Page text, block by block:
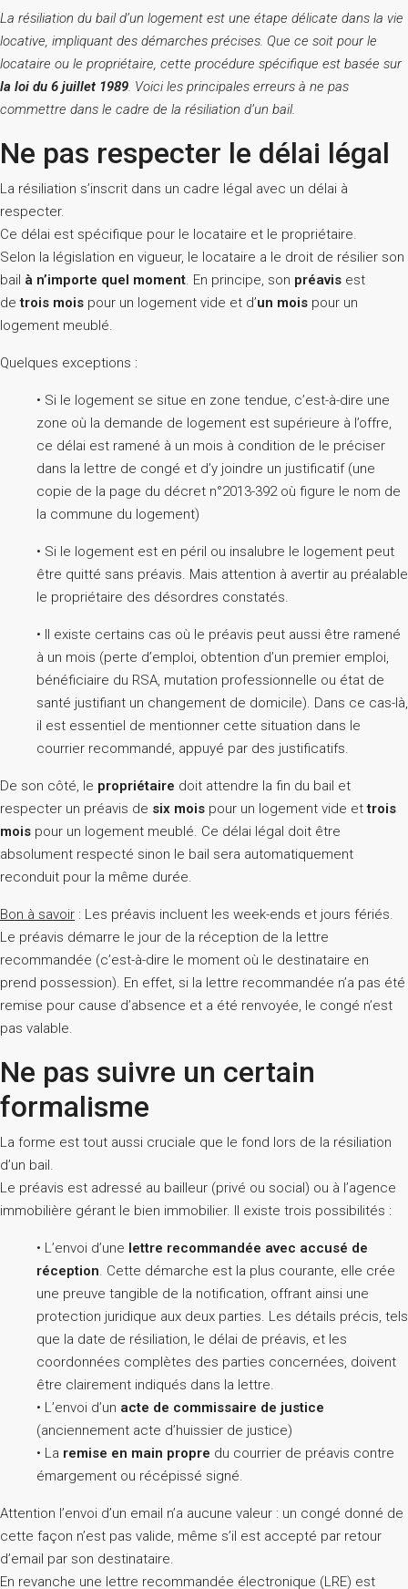
La résiliation du bail d’un logement est une étape délicate dans la vie
locative, impliquant des démarches précises. Que ce soit pour le
locataire ou le propriétaire, cette procédure spécifique est basée sur
la loi du 6 juillet 1989. Voici les principales erreurs à ne pas
commettre dans le cadre de la résiliation d’un bail.
Ne pas respecter le délai légal
La résiliation s’inscrit dans un cadre légal avec un délai à
respecter.
Ce délai est spécifique pour le locataire et le propriétaire.
Selon la législation en vigueur, le locataire a le droit de résilier son
bail à n’importe quel moment. En principe, son préavis est
detrois mois pour un logement vide et d’un mois pour un
logement meublé.
Quelques exceptions :
• Si le logement se situe en zone tendue, c’est-à-dire une
zone où la demande de logement est supérieure à l’offre,
ce délai est ramené à un mois à condition de le préciser
dans la lettre de congé et d’y joindre un justificatif (une
copie de la page du décret n°2013-392 où figure le nom de
la commune du logement)
• Si le logement est en péril ou insalubre le logement peut
être quitté sans préavis. Mais attention à avertir au préalable
le propriétaire des désordres constatés.
• Il existe certains cas où le préavis peut aussi être ramené
à un mois (perte d’emploi, obtention d’un premier emploi,
bénéficiaire du RSA, mutation professionnelle ou état de
santé justifiant un changement de domicile). Dans ce cas-là,
il est essentiel de mentionner cette situation dans le
courrier recommandé, appuyé par des justificatifs.
De son côté, le propriétaire doit attendre la fin du bail et
respecter un préavis de six mois pour un logement vide ettrois
mois pour un logement meublé. Ce délai légal doit être
absolument respecté sinon le bail sera automatiquement
reconduit pour la même durée.
Bon à savoir : Les préavis incluent les week-ends et jours fériés.
Le préavis démarre le jour de la réception de la lettre
recommandée (c’est-à-dire le moment où le destinataire en
prend possession). En effet, si la lettre recommandée n’a pas été
remise pour cause d’absence et a été renvoyée, le congé n’est
pas valable.
Ne pas suivre un certain
formalisme
La forme est tout aussi cruciale que le fond lors de la résiliation
d’un bail.
Le préavis est adressé au bailleur (privé ou social) ou à l’agence
immobilière gérant le bien immobilier. Il existe trois possibilités :
• L’envoi d’une lettre recommandée avec accusé de
réception. Cette démarche est la plus courante, elle crée
une preuve tangible de la notification, offrant ainsi une
protection juridique aux deux parties. Les détails précis, tels
que la date de résiliation, le délai de préavis, et les
coordonnées complètes des parties concernées, doivent
être clairement indiqués dans la lettre.
• L’envoi d’un acte de commissaire de justice
(anciennement acte d’huissier de justice)
• La remise en main propre du courrier de préavis contre
émargement ou récépissé signé.
Attention l’envoi d’un email n’a aucune valeur : un congé donné de
cette façon n’est pas valide, même s’il est accepté par retour
d’email par son destinataire.
En revanche une lettre recommandée électronique (LRE) est